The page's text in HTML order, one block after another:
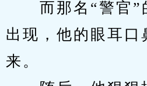
而那名“警官”
出现，他的眼耳口
来。